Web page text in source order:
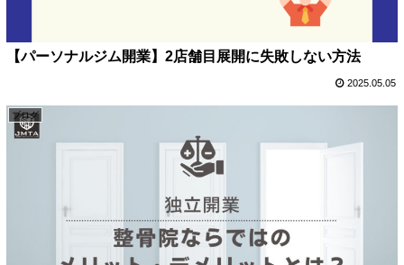
【パーソナルジム開業】2店舗目展開に失敗しない方法
2025.05.05
ブログ